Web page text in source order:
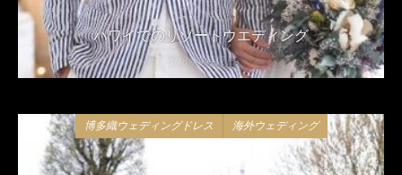
ハワイでのリゾートウエディング
2018年8月17日
博多織ウェディングドレス 海外ウェディング